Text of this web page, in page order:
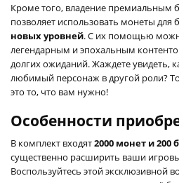
Кроме того, владение премиальным
позволяет использовать монеты для
новых уровней. С их помощью
легендарным и эпохальным
долгих ожиданий. Жаждете увидеть,
любимый персонаж в другой роли?
это то, что вам нужно!
Особенности
В комплект входят2000 монет и 200
существенно расширить ваши
Воспользуйтесь этой эксклюзивной